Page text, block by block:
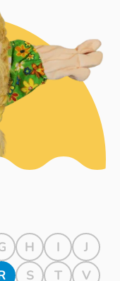
H I
J
S T V